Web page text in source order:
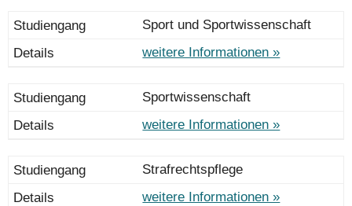
Sport und Sportwissenschaft
weitere Informationen »
Sportwissenschaft
weitere Informationen »
Strafrechtspflege
weitere Informationen »